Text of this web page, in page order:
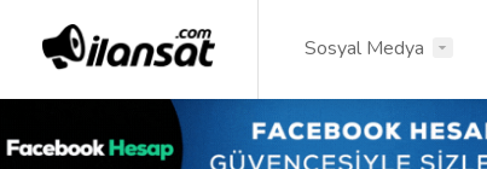
Sosyal Medya